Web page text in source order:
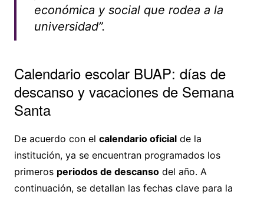
económica y social que rodea a la
universidad”.
Calendario escolar BUAP: días de
descanso y vacaciones de Semana
Santa
De acuerdo con el calendario oficialde la
institución, ya se encuentran programados los
primeros periodos de descansodel año. A
continuación, se detallan las fechas clave para la